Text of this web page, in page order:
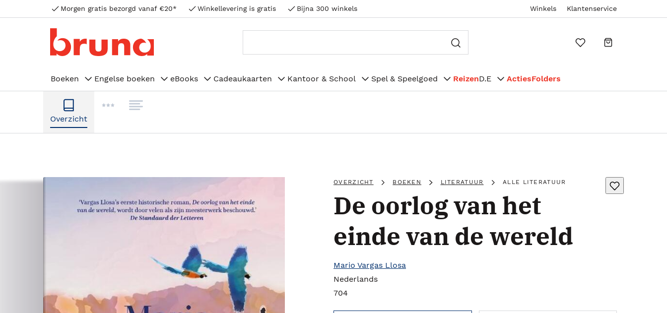
Morgen gratis bezorgd vanaf €20* Winkellevering is gratis Bijna 300 winkels Winkels Klantenservice
Boeken Engelse boeken eBooks Cadeaukaarten Kantoor & School Spel & Speelgoed ReizenD.E ActiesFolders
Overzicht
OVERZICHT BOEKEN LITERATUUR ALLE LITERATUUR
De oorlog van het
einde van de wereld
Mario Vargas Llosa
Nederlands
704